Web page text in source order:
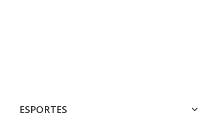
ESPORTES